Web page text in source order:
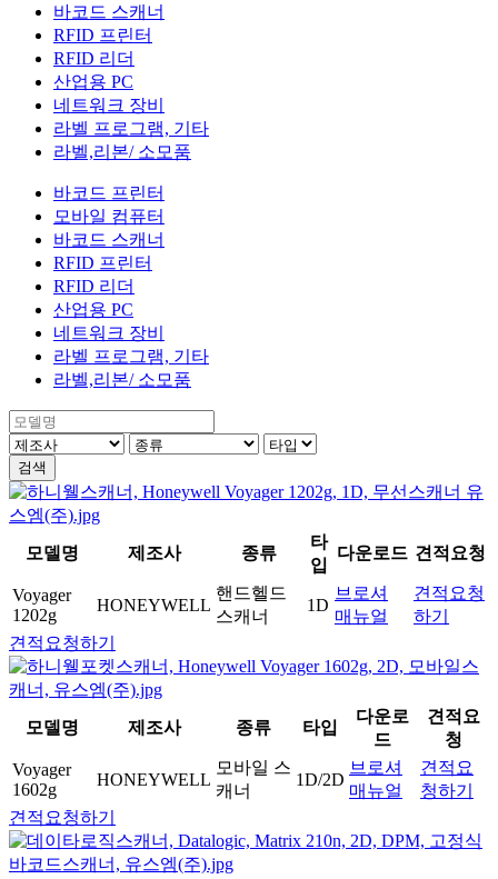
바코드 스캐너
RFID 프린터
RFID 리더
산업용 PC
네트워크 장비
라벨 프로그램, 기타
라벨,리본/ 소모품
바코드 프린터
모바일 컴퓨터
바코드 스캐너
RFID 프린터
RFID 리더
산업용 PC
네트워크 장비
라벨 프로그램, 기타
라벨,리본/ 소모품
검색
모델명 제조사 종류
타
입
다운로드 견적요청
Voyager
1202g
HONEYWELL
핸드헬드
스캐너
1D
브로셔
매뉴얼
견적요청
하기
견적요청하기
모델명 제조사 종류 타입
다운로
드
견적요
청
Voyager
1602g
HONEYWELL
모바일 스
캐너
1D/2D
브로셔
매뉴얼
견적요
청하기
견적요청하기